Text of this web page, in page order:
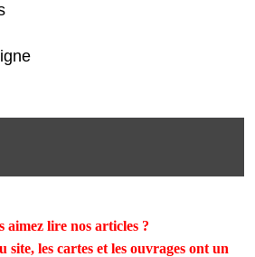
aimez lire nos articles ?
site, les cartes et les ouvrages ont un